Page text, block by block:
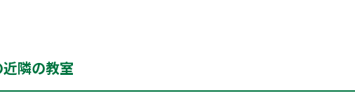
隣の教室